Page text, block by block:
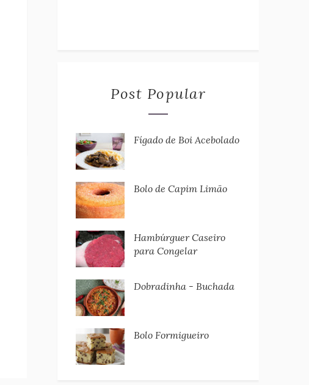
Post Popular
Fígado de Boi Acebolado
Bolo de Capim Limão
Hambúrguer Caseiro
para Congelar
Dobradinha - Buchada
Bolo Formigueiro